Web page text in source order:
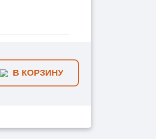
В КОРЗИНУ